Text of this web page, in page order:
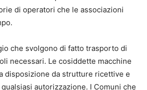
di operatori che le associazioni
che svolgono di fatto trasporto di
necessari. Le cosiddette macchine
disposizione da strutture ricettive e
autorizzazione. I Comuni che